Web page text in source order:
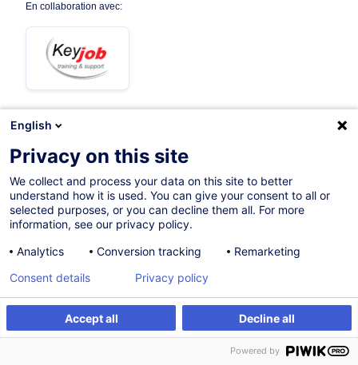
S'inscrire Formation sur mesure
En collaboration avec:
12h
Formation présentielle
Formation à distance
Cours du jour
002182
English
Privacy on this site
We collect and process your data on this site to better
understand how it is used. You can give your consent to all or
selected purposes, or you can decline them all. For more
information, see our privacy policy.
Analytics
Conversion tracking Remarketing
Accept all Decline all
Consent details Privacy policy
Powered by